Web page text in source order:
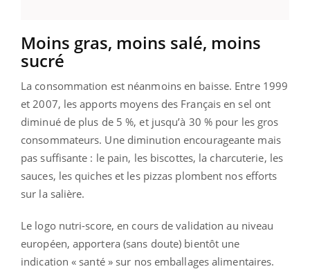
Moins gras, moins salé, moins
sucré
La consommation est néanmoins en baisse. Entre 1999
et 2007, les apports moyens des Français en sel ont
diminué de plus de 5 %, et jusqu’à 30 % pour les gros
consommateurs. Une diminution encourageante mais
pas suffisante : le pain, les biscottes, la charcuterie, les
sauces, les quiches et les pizzas plombent nos efforts
sur la salière.
Le logo nutri-score, en cours de validation au niveau
européen, apportera (sans doute) bientôt une
indication « santé » sur nos emballages alimentaires.